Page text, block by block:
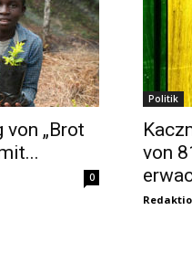
„Brot
0
Politik
von